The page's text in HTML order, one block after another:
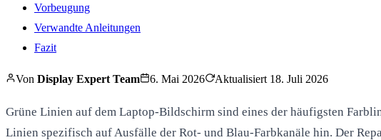
Vorbeugung
Verwandte Anleitungen
Fazit
Von Display Expert Team 6. Mai 2026 Aktualisiert 18. Juli 2026
Grüne Linien auf dem Laptop-Bildschirm sind eines der häufigsten
Linien spezifisch auf Ausfälle der Rot- und Blau-Farbkanäle hin. Der